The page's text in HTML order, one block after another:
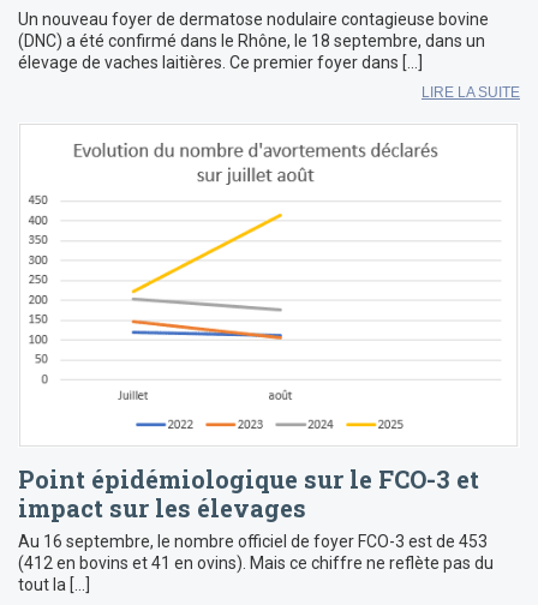
Un nouveau foyer de dermatose nodulaire contagieuse bovine
(DNC) a été confirmé dans le Rhône, le 18 septembre, dans un
élevage de vaches laitières. Ce premier foyer dans […]
LIRE LA SUITE
Point épidémiologique sur le FCO-3 et
impact sur les élevages
Au 16 septembre, le nombre officiel de foyer FCO-3 est de 453
(412 en bovins et 41 en ovins). Mais ce chiffre ne reflète pas du
tout la […]